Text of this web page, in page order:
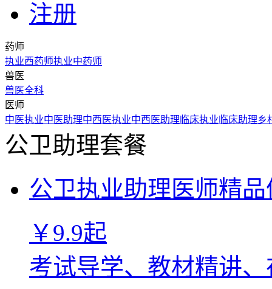
注册
药师
执业西药师执业中药师
兽医
兽医全科
医师
中医执业中医助理中西医执业中西医助理 临床执业 临床助理乡
公卫助理套餐
公卫执业助理医师精
￥9.9起
考试导学、教材精讲